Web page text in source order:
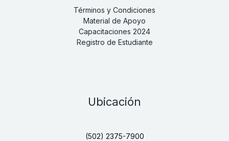
Términos y Condiciones
Material de Apoyo
Capacitaciones 2024
Registro de Estudiante
Ubicación
(502) 2375-7900